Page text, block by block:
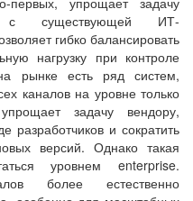
с существующей ИТ-
гибко балансировать
нагрузку при контроле
рынке есть ряд систем,
каналов на уровне только
задачу вендору,
разработчиков и сократить
версий. Однако такая
уровнем enterprise.
более естественно